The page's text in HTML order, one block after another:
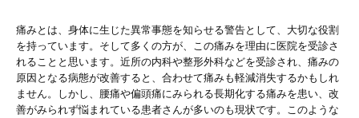
経営計画策定しました！
ＴＫＣシステム使ってます！
セミナー案内
痛みとは、身体に生じた異常事態を知らせる警告として、大切な役割
を持っています。そして多くの方が、この痛みを理由に医院を受診さ
れることと思います。近所の内科や整形外科などを受診され、痛みの
原因となる病態が改善すると、合わせて痛みも軽減消失するかもしれ
ません。しかし、腰痛や偏頭痛にみられる長期化する痛みを患い、改
善がみられず悩まれている患者さんが多いのも現状です。このような